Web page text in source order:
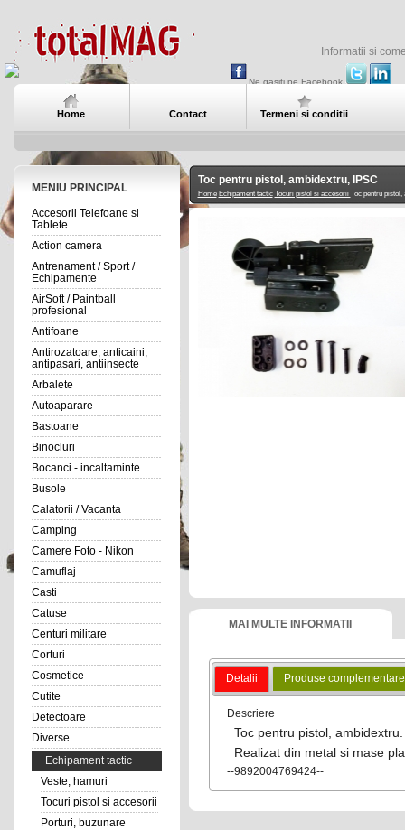
Informatii si
Ne gasiti pe Facebook
Home Contact Termeni si conditii
MENIU PRINCIPAL
Accesorii Telefoane si
Tablete
Action camera
Antrenament / Sport /
Echipamente
AirSoft / Paintball
profesional
Antifoane
Antirozatoare, anticaini,
antipasari, antiinsecte
Arbalete
Autoaparare
Bastoane
Binocluri
Bocanci - incaltaminte
Busole
Calatorii / Vacanta
Camping
Camere Foto - Nikon
Camuflaj
Casti
Catuse
Centuri militare
Corturi
Cosmetice
Cutite
Detectoare
Diverse
Echipament tactic
Veste, hamuri
Tocuri pistol si accesorii
Porturi, buzunare
Toc pentru pistol, ambidextru, IPSC
Home Echipament tactic Tocuri pistol si accesorii Toc pentru pistol,
MAI MULTE INFORMATII
Detalii Produse complementare
Descriere
Toc pentru pistol, ambidextru.
Realizat din metal si mase
--9892004769424--